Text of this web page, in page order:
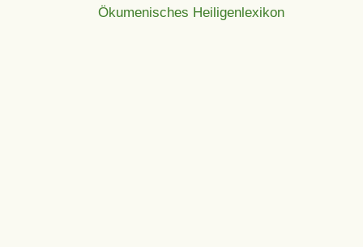
Ökumenisches Heiligenlexikon